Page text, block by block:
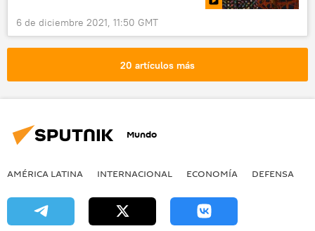
6 de diciembre 2021, 11:50 GMT
20 artículos más
Mundo
AMÉRICA LATINA INTERNACIONAL ECONOMÍA DEFENSA